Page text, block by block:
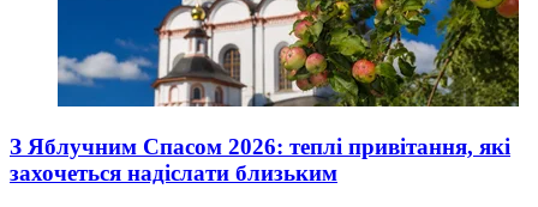
З Яблучним Спасом 2026: теплі привітання, які
захочеться надіслати близьким